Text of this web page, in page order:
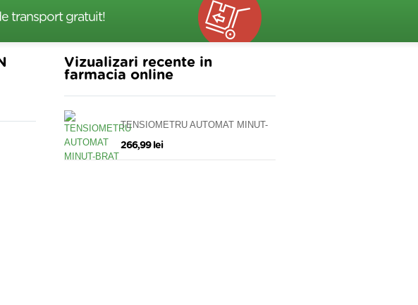
transport gratuit!
Vizualizari recente in
farmacia online
TENSIOMETRU AUTOMAT MINUT-
266,99 lei